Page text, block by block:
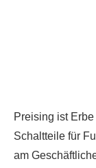
Preising ist
Schaltteile für
am